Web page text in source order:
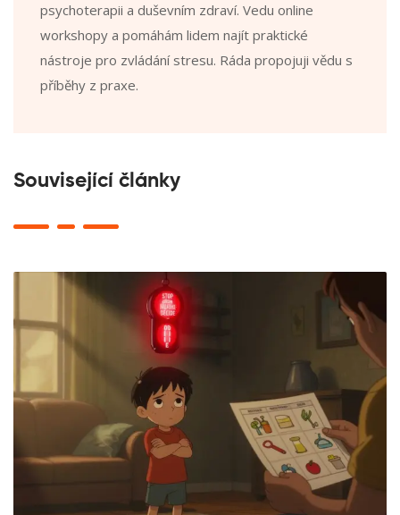
psychoterapii a duševním zdraví. Vedu online
workshopy a pomáhám lidem najít praktické
nástroje pro zvládání stresu. Ráda propojuji vědu s
příběhy z praxe.
Související články